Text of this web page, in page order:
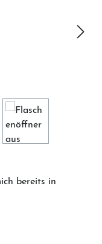
bereits in